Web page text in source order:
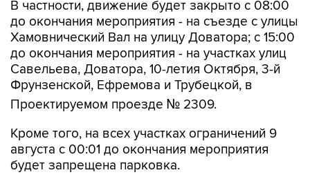
Хамовнический Вал на улицу Доватора; с 15:00
до окончания мероприятия - на участках улиц
Савельева, Доватора, 10-летия Октября, 3-й
Фрунзенской, Ефремова и Трубецкой, в
Проектируемом проезде № 2309.
Кроме того, на всех участках ограничений 9
будет запрещена парковка.
Помимо этого, в воскресенье с 7:50 до конца